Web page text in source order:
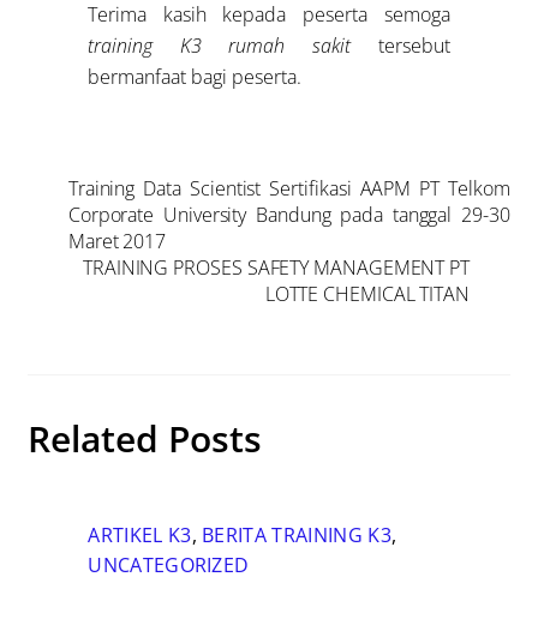
Terima kasih kepada peserta semoga
training K3 rumah sakit tersebut
bermanfaat bagi peserta.
Training Data Scientist Sertifikasi AAPM PT Telkom
Corporate University Bandung pada tanggal 29-30
Maret 2017
TRAINING PROSES SAFETY MANAGEMENT PT
LOTTE CHEMICAL TITAN
Related Posts
ARTIKEL K3, BERITA TRAINING K3,
UNCATEGORIZED